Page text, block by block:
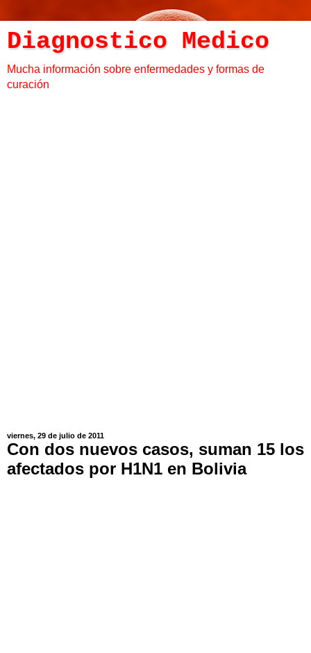
Diagnostico Medico
Mucha información sobre enfermedades y formas de
curación
viernes, 29 de julio de 2011
Con dos nuevos casos, suman 15 los
afectados por H1N1 en Bolivia